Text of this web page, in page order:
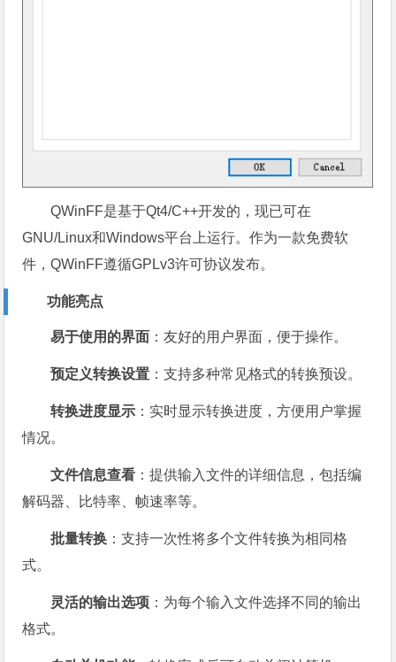
QWinFF是基于Qt4/C++开发的，现已可在
GNU/Linux和Windows平台上运行。作为一款免费软
件，QWinFF遵循GPLv3许可协议发布。
功能亮点
易于使用的界面 ：友好的用户界面，便于操作。
预定义转换设置 ：支持多种常见格式的转换预设。
转换进度显示 ：实时显示转换进度，方便用户掌握
情况。
文件信息查看 ：提供输入文件的详细信息，包括编
解码器、比特率、帧速率等。
批量转换 ：支持一次性将多个文件转换为相同格
式。
灵活的输出选项 ：为每个输入文件选择不同的输出
格式。